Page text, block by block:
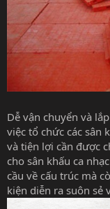
Dễ vận chuyển và
việc tổ chức các sân
và tiện lợi cần được
cho sân khấu ca
cầu về cấu trúc mà
kiện diễn ra suôn sẻ